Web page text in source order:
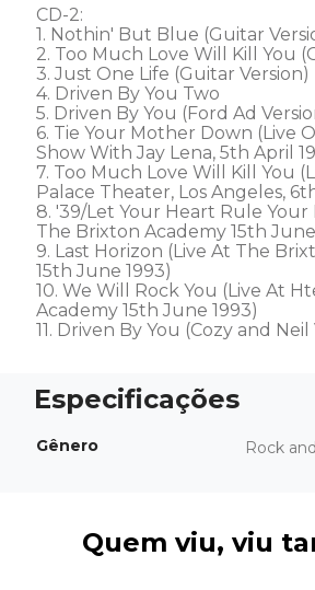
CD-2:
1. Nothin' But Blue (Guitar
2. Too Much Love Will Kill You
3. Just One Life (Guitar Version)
4. Driven By You Two
5. Driven By You (Ford Ad
6. Tie Your Mother Down (Live
Show With Jay Lena, 5th April
7. Too Much Love Will Kill You
Palace Theater, Los Angeles,
8. '39/Let Your Heart Rule Your
The Brixton Academy 15th June
9. Last Horizon (Live At The
15th June 1993)
10. We Will Rock You (Live At
Academy 15th June 1993)
11. Driven By You (Cozy and
Gênero Rock
Quem viu, viu